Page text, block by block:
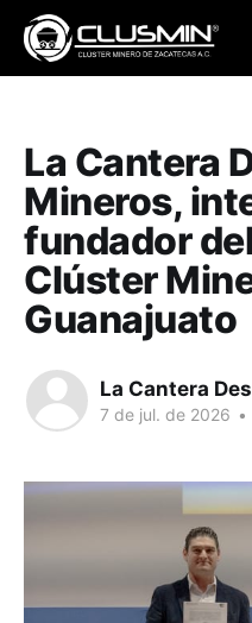
La Cantera
Mineros,
fundador
Clúster
Guanajuato
La Cantera
7 de jul. de 2026 •